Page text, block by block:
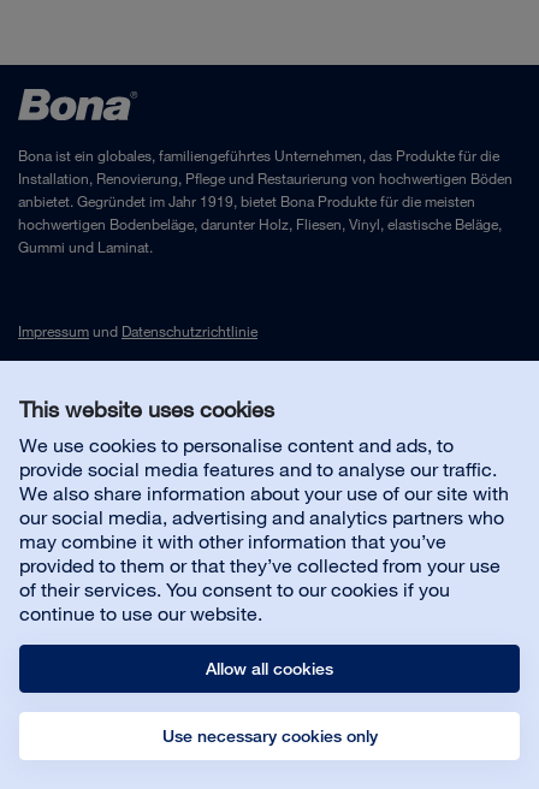
This website uses cookies
We use cookies to personalise content and ads, to
provide social media features and to analyse our traffic.
We also share information about your use of our site with
our social media, advertising and analytics partners who
may combine it with other information that you’ve
provided to them or that they’ve collected from your use
of their services. You consent to our cookies if you
continue to use our website.
Allow all cookies
Use necessary cookies only
Bona ist ein globales, familiengeführtes Unternehmen, das Produkte für die
Installation, Renovierung, Pflege und Restaurierung von hochwertigen Böden
anbietet. Gegründet im Jahr 1919, bietet Bona Produkte für die meisten
hochwertigen Bodenbeläge, darunter Holz, Fliesen, Vinyl, elastische Beläge,
Gummi und Laminat.
Impressumund Datenschutzrichtlinie
Kontakt
Kundenservice
Über uns